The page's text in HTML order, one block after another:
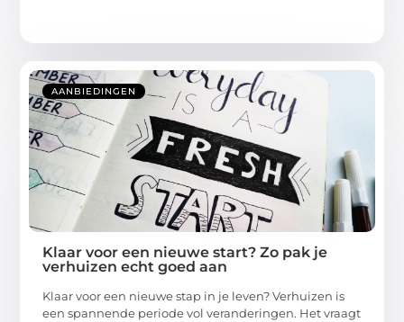
AANBIEDINGEN
Klaar voor een nieuwe start? Zo pak je
verhuizen echt goed aan
Klaar voor een nieuwe stap in je leven? Verhuizen is
een spannende periode vol veranderingen. Het vraagt